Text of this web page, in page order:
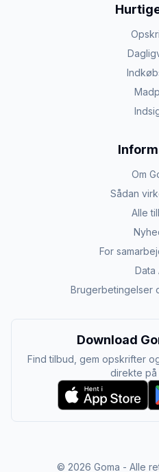
Om
Sådan
Alle
For
Data
Brugerbetingelser
Download
Find tilbud, gem opskrifter
direkte på
© 2026 Goma - Alle